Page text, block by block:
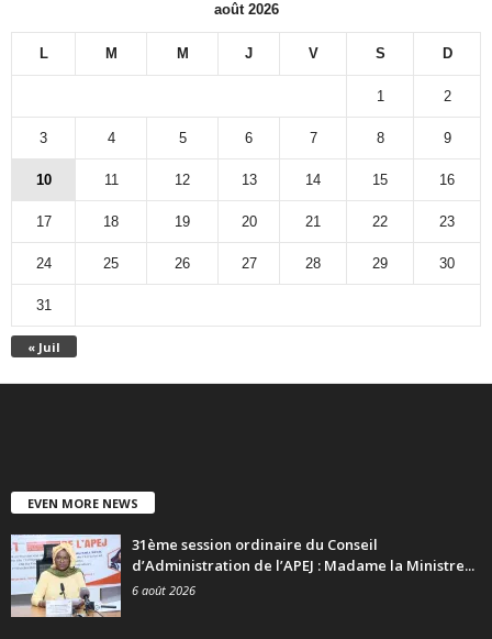
août 2026
L M M J V S D
« Juil
1 2
3 4 5 6 7 8 9
10 11 12 13 14 15 16
17 18 19 20 21 22 23
24 25 26 27 28 29 30
31
EVEN MORE NEWS
31ème session ordinaire du Conseil
d’Administration de l’APEJ : Madame la Ministre...
6 août 2026